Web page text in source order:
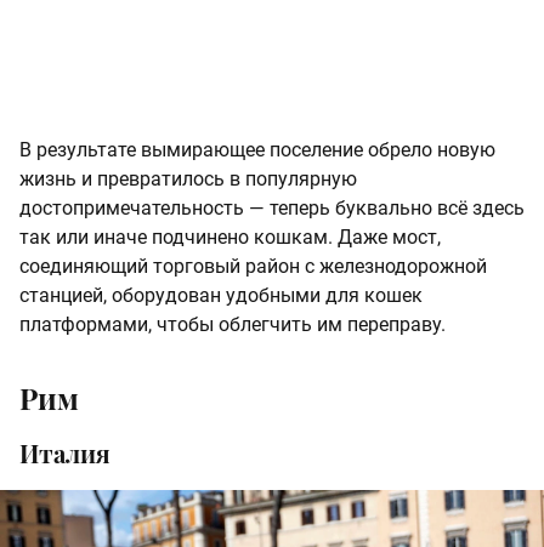
В результате вымирающее поселение обрело новую
жизнь и превратилось в популярную
достопримечательность — теперь буквально всё здесь
так или иначе подчинено кошкам. Даже мост,
соединяющий торговый район с железнодорожной
станцией, оборудован удобными для кошек
платформами, чтобы облегчить им переправу.
Рим
Италия